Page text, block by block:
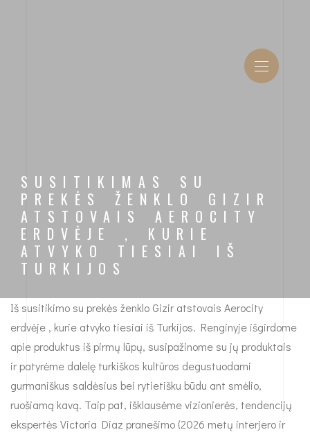
SUSITIKIMAS SU
PREKĖS ŽENKLO GIZIR
ATSTOVAIS AEROCITY
ERDVĖJE , KURIE
ATVYKO TIESIAI IŠ
TURKIJOS
Iš susitikimo su prekės ženklo Gizir atstovais Aerocity
erdvėje , kurie atvyko tiesiai iš Turkijos. Renginyje išgirdome
apie produktus iš pirmų lūpų, susipažinome su jų produktais
ir patyrėme dalelę turkiškos kultūros degustuodami
gurmaniškus saldėsius bei rytietišku būdu ant smėlio,
ruošiamą kavą. Taip pat, išklausėme vizionierės, tendencijų
ekspertės Victoria Diaz pranešimo (2026 metų interjero ir